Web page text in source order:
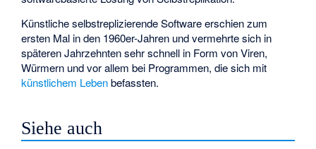
Künstliche selbstreplizierende Software erschien zum
ersten Mal in den 1960er-Jahren und vermehrte sich in
späteren Jahrzehnten sehr schnell in Form von Viren,
Würmern und vor allem bei Programmen, die sich mit
künstlichem Lebenbefassten.
Siehe auch